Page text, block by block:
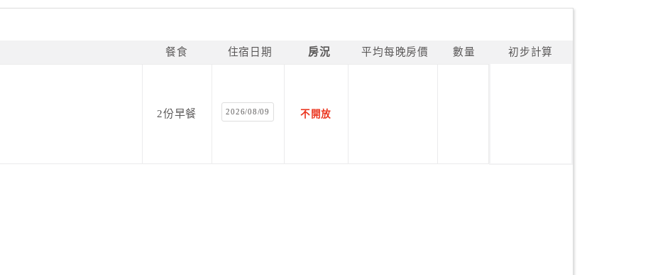
餐食 住宿日期 房況 平均每晚房價 數量 初步計算
2份早餐 2026/08/09 不開放